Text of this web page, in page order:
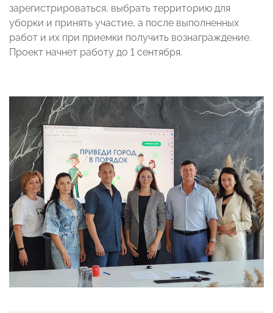
зарегистрироваться, выбрать территорию для
уборки и принять участие, а после выполненных
работ и их при приемки получить вознаграждение.
Проект начнет работу до 1 сентября.